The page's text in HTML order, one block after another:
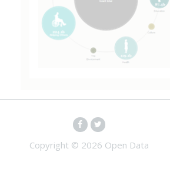
Copyright © 2026 Open Data